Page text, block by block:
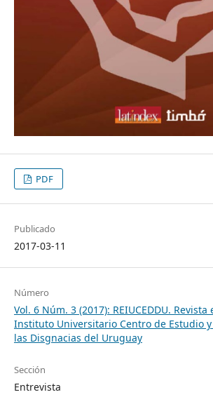
PDF
Publicado
2017-03-11
Número
Vol. 6 Núm. 3 (2017): REIUCEDDU.
Instituto Universitario Centro de Estudio
las Disgnacias del Uruguay
Sección
Entrevista